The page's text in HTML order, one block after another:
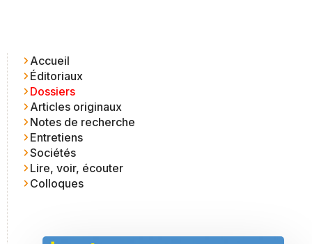
Accueil
Éditoriaux
Dossiers
Articles originaux
Notes de recherche
Entretiens
Sociétés
Lire, voir, écouter
Colloques